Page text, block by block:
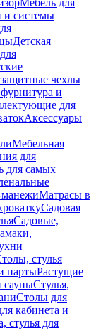
Мебель для
и системы
Детская
чехлы
и
для
Аксессуары
Мебельная
для
для самых
Матрасы в
Садовая
Садовые,
стулья
партыРастущие
сауныСтулья,
Столы для
кабинета и
стулья для